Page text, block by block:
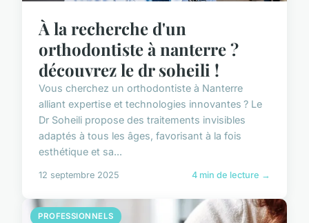
À la recherche d'un
orthodontiste à nanterre ?
découvrez le dr soheili !
Vous cherchez un orthodontiste à Nanterre
alliant expertise et technologies innovantes ? Le
Dr Soheili propose des traitements invisibles
adaptés à tous les âges, favorisant à la fois
esthétique et sa...
12 septembre 2025 4 min de lecture →
PROFESSIONNELS